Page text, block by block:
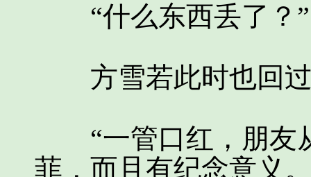
“什么东西丢了？”
方雪若此时也回过
“一管口红，朋友
菲，而且有纪念意义